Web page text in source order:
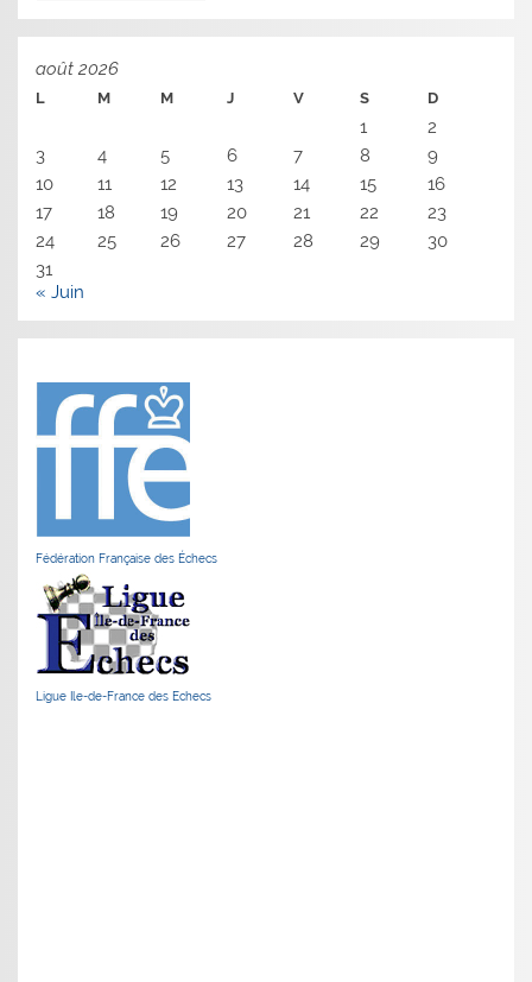
août 2026
L M M J V S D
1
2
3
4 5 6 7 8
9
10
11 12 13 14 15
16
17
18 19 20 21 22
23
24
25 26 27 28 29
30
31
« Juin
Fédération Française des Échecs
Ligue Ile-de-France des Echecs